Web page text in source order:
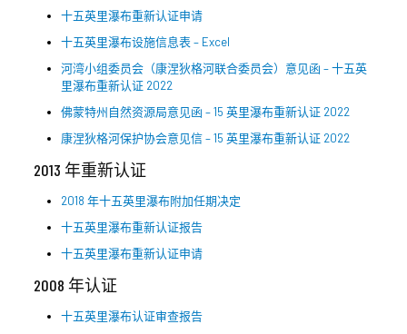
十五英里瀑布重新认证申请
十五英里瀑布设施信息表 – Excel
河湾小组委员会（康涅狄格河联合委员会）意见函 – 十五英
里瀑布重新认证 2022
佛蒙特州自然资源局意见函 – 15 英里瀑布重新认证 2022
康涅狄格河保护协会意见信 – 15 英里瀑布重新认证 2022
2013 年重新认证
2018 年十五英里瀑布附加任期决定
十五英里瀑布重新认证报告
十五英里瀑布重新认证申请
2008 年认证
十五英里瀑布认证审查报告